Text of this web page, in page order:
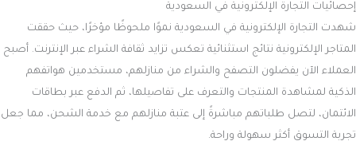
إحصائيات التجارة الإلكترونية في السعودية
شهدت التجارة الإلكترونية في السعودية نموًا ملحوظًا مؤخرًا، حيث حققت
المتاجر الإلكترونية نتائج استثنائية تعكس تزايد ثقافة الشراء عبر الإنترنت. أصبح
العملاء الآن يفضلون التصفح والشراء من منازلهم، مستخدمين هواتفهم
الذكية لمشاهدة المنتجات والتعرف على تفاصيلها، ثم الدفع عبر بطاقات
الائتمان، لتصل طلباتهم مباشرةً إلى عتبة منازلهم مع خدمة الشحن، مما جعل
تجربة التسوق أكثر سهولة وراحة.